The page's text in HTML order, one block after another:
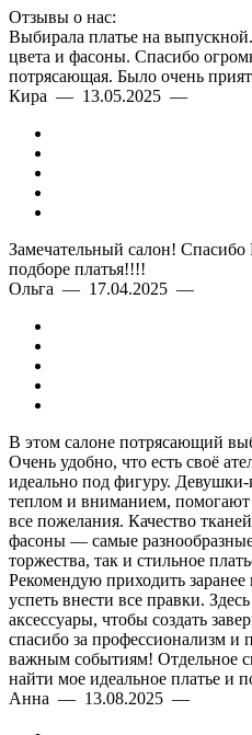
Отзывы о нас:
Выбирала платье на
цвета и фасоны. Спасибо
потрясающая. Было очень
Кира — 13.05.2025 —
Замечательный салон!
подборе платья!!!!
Ольга — 17.04.2025 —
В этом салоне потрясающий
Очень удобно, что есть своё
идеально под фигуру. Девушки-
теплом и вниманием, помогают
все пожелания. Качество
фасоны — самые
торжества, так и стильное
Рекомендую приходить
успеть внести все правки.
аксессуары, чтобы создать
спасибо за профессионализм и
важным событиям! Отдельное
найти мое идеальное платье и
Анна — 13.08.2025 —